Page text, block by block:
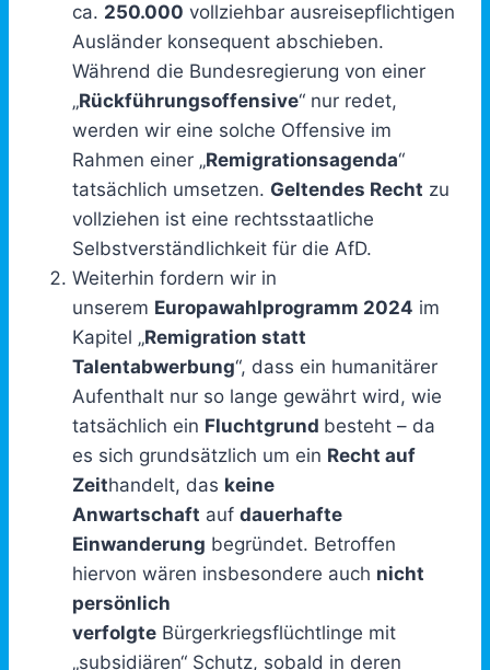
ca. 250.000 vollziehbar ausreisepflichtigen
Ausländer konsequent abschieben.
Während die Bundesregierung von einer
„Rückführungsoffensive“ nur redet,
werden wir eine solche Offensive im
Rahmen einer „Remigrationsagenda“
tatsächlich umsetzen. Geltendes Recht zu
vollziehen ist eine rechtsstaatliche
Selbstverständlichkeit für die AfD.
Weiterhin fordern wir in
unserem Europawahlprogramm 2024 im
Kapitel „Remigration statt
Talentabwerbung“, dass ein humanitärer
Aufenthalt nur so lange gewährt wird, wie
tatsächlich ein Fluchtgrund besteht – da
es sich grundsätzlich um ein Recht auf
Zeithandelt, das keine
Anwartschaft auf dauerhafte
Einwanderung begründet. Betroffen
hiervon wären insbesondere auch nicht
persönlich
verfolgte Bürgerkriegsflüchtlinge mit
„subsidiären“ Schutz, sobald in deren